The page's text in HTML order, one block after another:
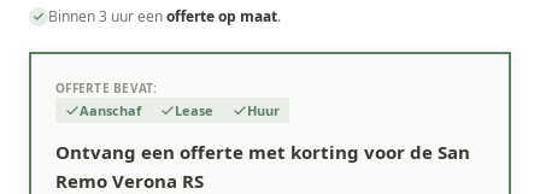
Binnen 3 uur eenofferte op maat.
OFFERTE BEVAT:
Aanschaf Lease Huur
Ontvang een offerte met korting voor de San
Remo Verona RS